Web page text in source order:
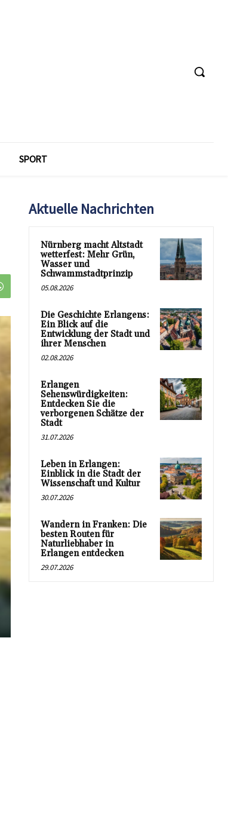
SPORT
Aktuelle Nachrichten
Nürnberg macht Altstadt
wetterfest: Mehr Grün,
Wasser und
Schwammstadtprinzip
05.08.2026
Die Geschichte Erlangens:
Ein Blick auf die
Entwicklung der Stadt und
ihrer Menschen
02.08.2026
Erlangen
Sehenswürdigkeiten:
Entdecken Sie die
verborgenen Schätze der
Stadt
31.07.2026
Leben in Erlangen:
Einblick in die Stadt der
Wissenschaft und Kultur
30.07.2026
Wandern in Franken: Die
besten Routen für
Naturliebhaber in
Erlangen entdecken
29.07.2026